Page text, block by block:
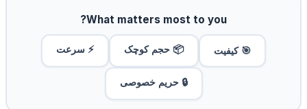
What matters most to you?
🎯 کیفیت 📦 حجم کوچک ⚡ سرعت
🔒 حریم خصوصی